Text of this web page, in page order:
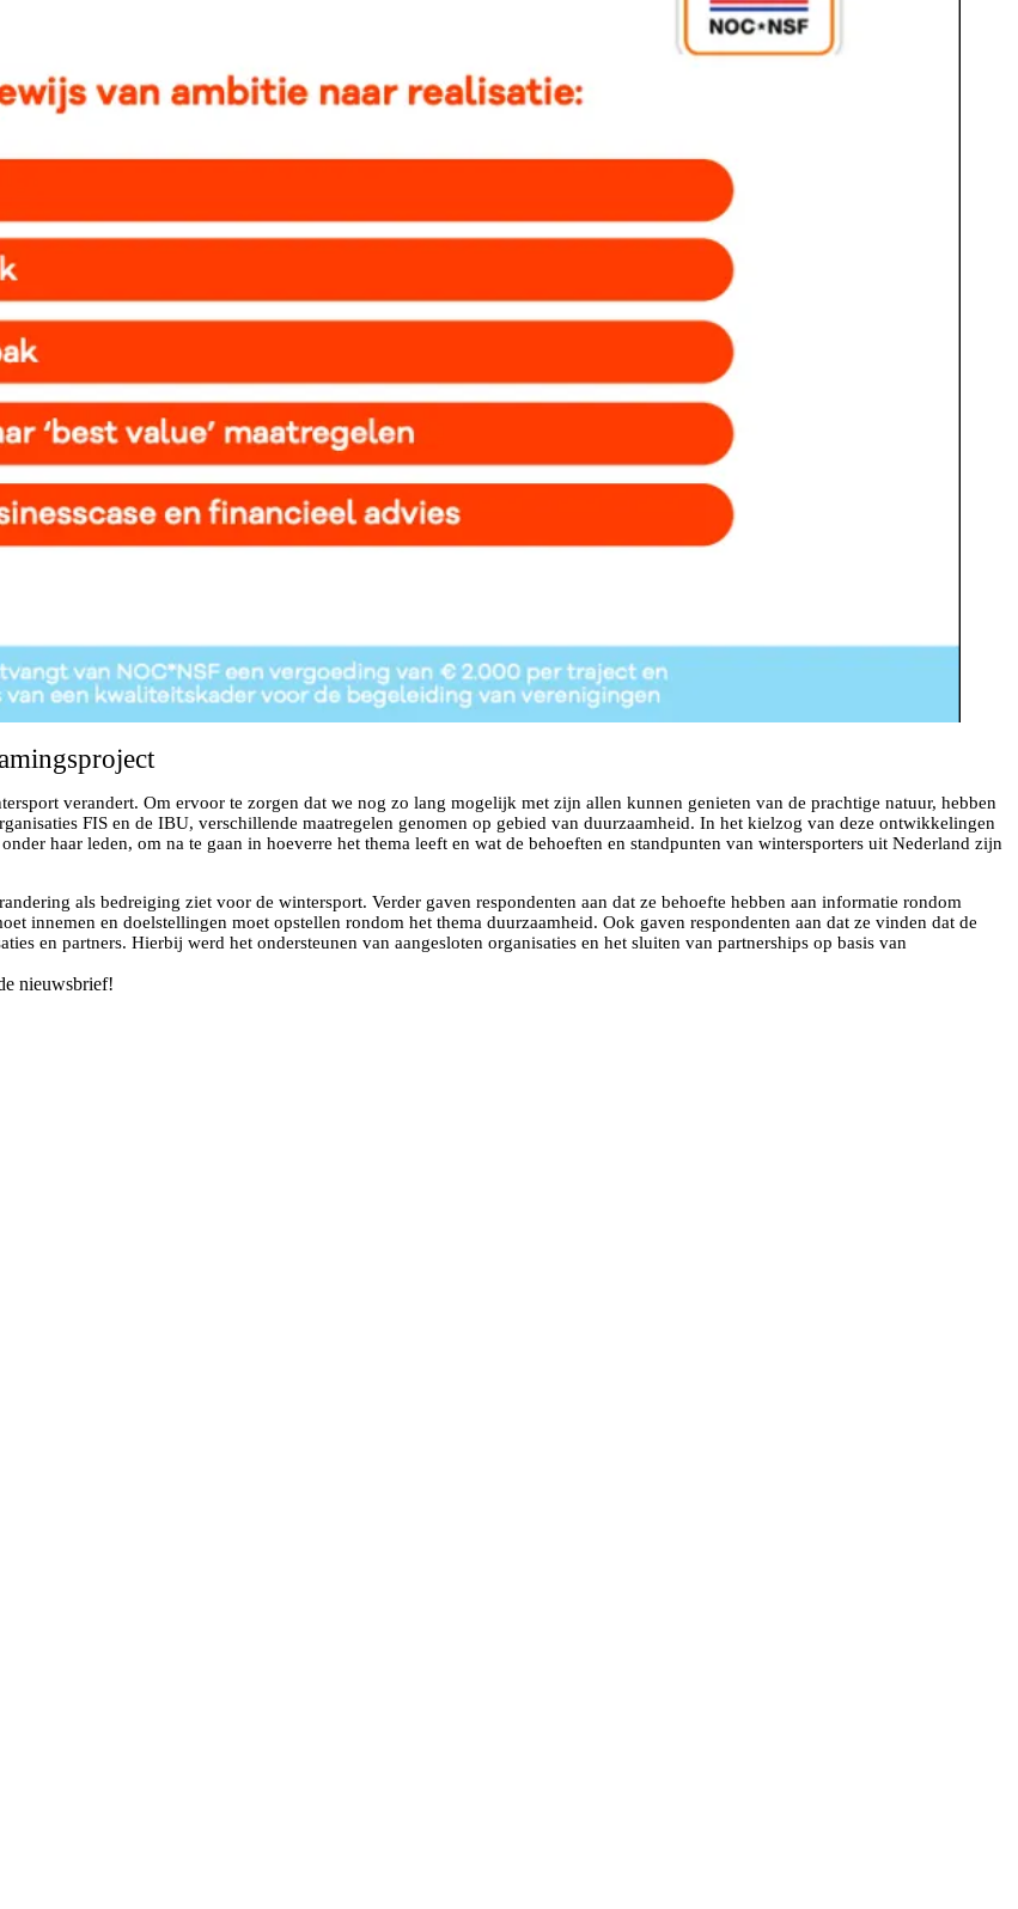
verandert. Om ervoor te zorgen dat we nog zo lang mogelijk met zijn allen kunnen genieten van de prachtige natuur, hebben
FIS en de IBU, verschillende maatregelen genomen op gebied van duurzaamheid. In het kielzog van deze ontwikkelingen
haar leden, om na te gaan in hoeverre het thema leeft en wat de behoeften en standpunten van wintersporters uit Nederland zijn
als bedreiging ziet voor de wintersport. Verder gaven respondenten aan dat ze behoefte hebben aan informatie rondom
innemen en doelstellingen moet opstellen rondom het thema duurzaamheid. Ook gaven respondenten aan dat ze vinden dat de
en partners. Hierbij werd het ondersteunen van aangesloten organisaties en het sluiten van partnerships op basis van
nieuwsbrief!